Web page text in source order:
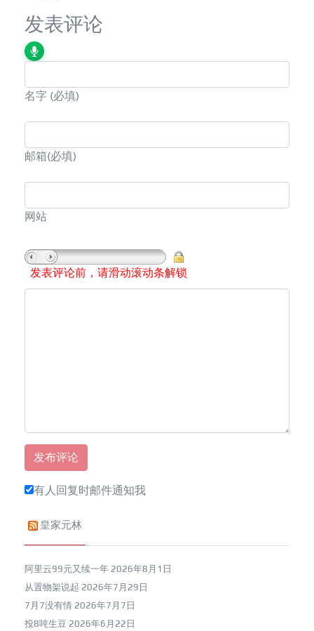
发表评论
名字 (必填)
邮箱(必填)
网站
发表评论前，请滑动滚动条解锁
有人回复时邮件通知我
皇家元林
阿里云99元又续一年 2026年8月1日
从置物架说起 2026年7月29日
7月7没有情 2026年7月7日
投8吨生豆 2026年6月22日